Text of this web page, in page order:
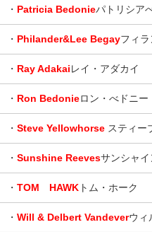
・ Patricia Bedonieパトリシア
・ Philander&Lee Begayフィ
・ Ray Adakaiレイ・アダカイ
・ Ron Bedonieロン・べドニー
・ Steve Yellowhorse スティー
・ Sunshine Reevesサンシャ
・ TOM HAWK トム・ホーク
・ Will & Delbert Vandeverウィ